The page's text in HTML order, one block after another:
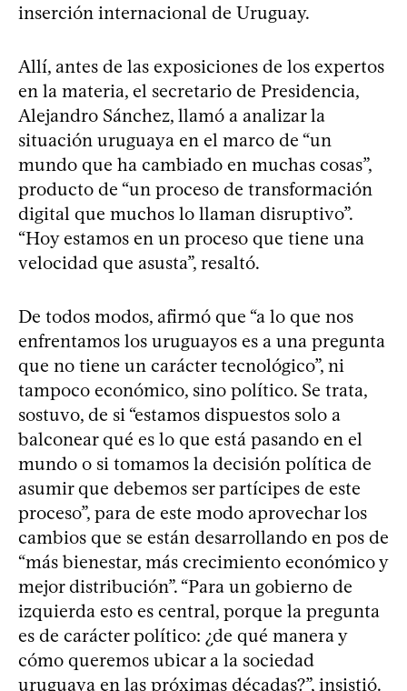
inserción internacional de Uruguay.
Allí, antes de las exposiciones de los expertos
en la materia, el secretario de Presidencia,
Alejandro Sánchez, llamó a analizar la
situación uruguaya en el marco de “un
mundo que ha cambiado en muchas cosas”,
producto de “un proceso de transformación
digital que muchos lo llaman disruptivo”.
“Hoy estamos en un proceso que tiene una
velocidad que asusta”, resaltó.
De todos modos, afirmó que “a lo que nos
enfrentamos los uruguayos es a una pregunta
que no tiene un carácter tecnológico”, ni
tampoco económico, sino político. Se trata,
sostuvo, de si “estamos dispuestos solo a
balconear qué es lo que está pasando en el
mundo o si tomamos la decisión política de
asumir que debemos ser partícipes de este
proceso”, para de este modo aprovechar los
cambios que se están desarrollando en pos de
“más bienestar, más crecimiento económico y
mejor distribución”. “Para un gobierno de
izquierda esto es central, porque la pregunta
es de carácter político: ¿de qué manera y
cómo queremos ubicar a la sociedad
uruguaya en las próximas décadas?”, insistió.